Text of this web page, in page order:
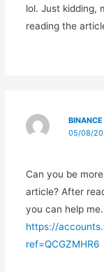
lol. Just kidding,
reading the
BINANCE
05/08/
Can you be
article? After
you can help me.
https://
ref=QCGZMHR6